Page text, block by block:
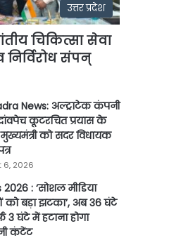
उत्तर प्रदेश
चिकित्सा सेवा
संपन्
News: अल्ट्राटेक कंपनी
कूटरचित प्रयास के
को सदर विधायक
6, 2026
2026 : ‘सोशल मीडिया
को बड़ा झटका’, अब 36 घंटे
3 घंटे में हटाना होगा
कंटेंट